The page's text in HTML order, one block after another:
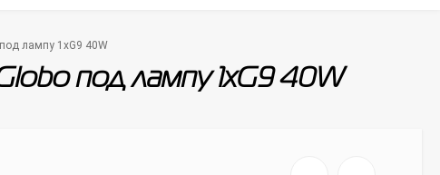
лампу 1xG9 40W
под лампу 1xG9 40W